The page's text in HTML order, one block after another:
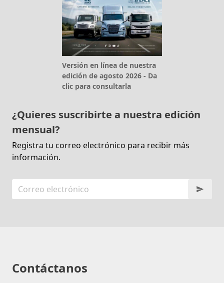
Versión en línea de nuestra
edición de agosto 2026 - Da
clic para consultarla
¿Quieres suscribirte a nuestra edición
mensual?
Registra tu correo electrónico para recibir más
información.
Contáctanos